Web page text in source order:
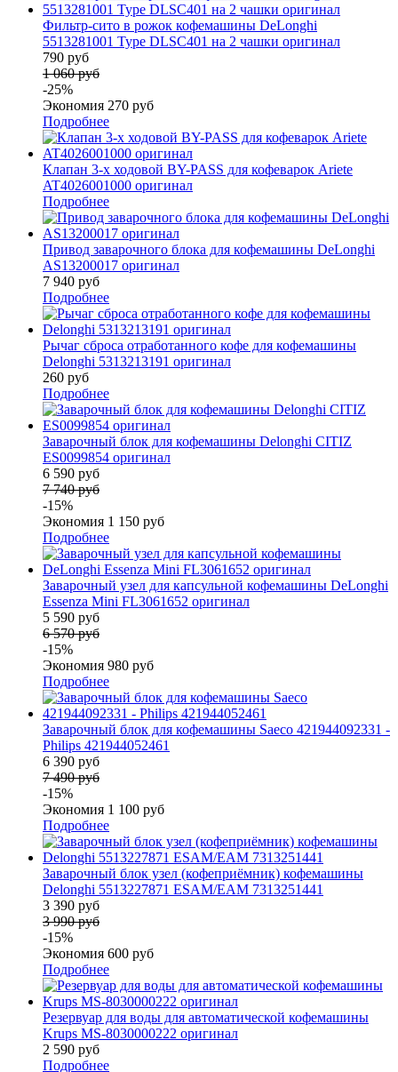
Фильтр-сито в рожок кофемашины DeLonghi
5513281001 Type DLSC401 на 2 чашки оригинал
790 руб
1 060 руб
-25%
Экономия 270 руб
Подробнее
Клапан 3-х ходовой BY-PASS для кофеварок Ariete
AT4026001000 оригинал
Подробнее
Привод заварочного блока для кофемашины DeLonghi
AS13200017 оригинал
7 940 руб
Подробнее
Рычаг сброса отработанного кофе для кофемашины
Delonghi 5313213191 оригинал
260 руб
Подробнее
Заварочный блок для кофемашины Delonghi CITIZ
ES0099854 оригинал
6 590 руб
7 740 руб
-15%
Экономия 1 150 руб
Подробнее
Заварочный узел для капсульной кофемашины DeLonghi
Essenza Mini FL3061652 оригинал
5 590 руб
6 570 руб
-15%
Экономия 980 руб
Подробнее
Заварочный блок для кофемашины Saeco 421944092331 -
Philips 421944052461
6 390 руб
7 490 руб
-15%
Экономия 1 100 руб
Подробнее
Заварочный блок узел (кофеприёмник) кофемашины
Delonghi 5513227871 ESAM/EAM 7313251441
3 390 руб
3 990 руб
-15%
Экономия 600 руб
Подробнее
Резервуар для воды для автоматической кофемашины
Krups MS-8030000222 оригинал
2 590 руб
Подробнее